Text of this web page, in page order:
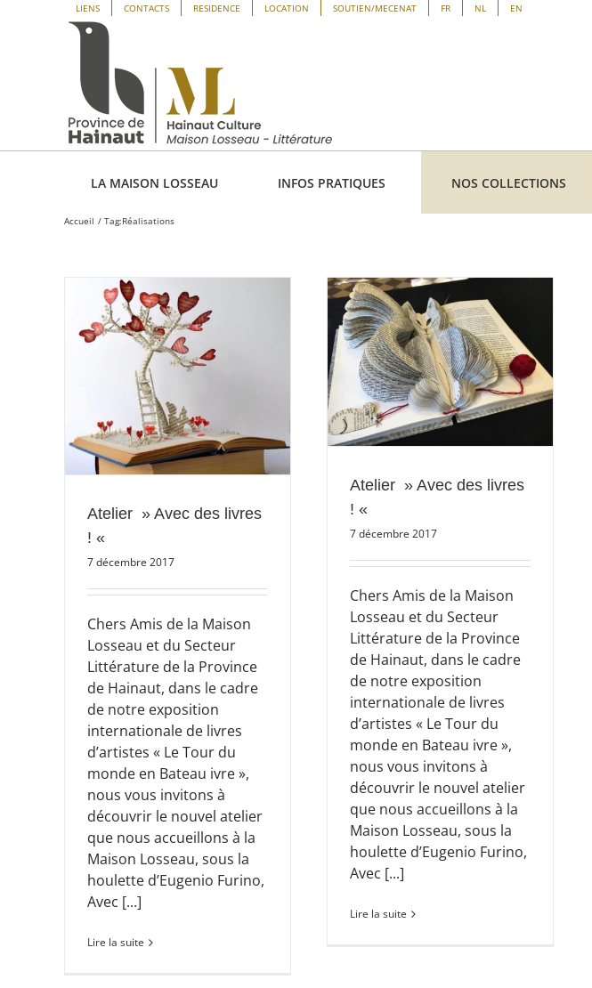
Panneau de gestion des cookies
LIENS CONTACTS RESIDENCE LOCATION SOUTIEN/MECENAT FR NL EN
LA MAISON LOSSEAU INFOS PRATIQUES NOS COLLECTIONS
Accueil Tag:Réalisations
Atelier » Avec des livres
! «
7 décembre 2017
Chers Amis de la Maison
Losseau et du Secteur
Littérature de la Province
de Hainaut, dans le cadre
de notre exposition
internationale de livres
d’artistes « Le Tour du
monde en Bateau ivre »,
nous vous invitons à
découvrir le nouvel atelier
que nous accueillons à la
Maison Losseau, sous la
houlette d’Eugenio Furino,
Avec [...]
Lire la suite
Atelier » Avec des livres ! «
Atelier » Avec des livres
! «
7 décembre 2017
Chers Amis de la Maison
Losseau et du Secteur
Littérature de la Province
de Hainaut, dans le cadre
de notre exposition
internationale de livres
d’artistes « Le Tour du
monde en Bateau ivre »,
nous vous invitons à
découvrir le nouvel atelier
que nous accueillons à la
Maison Losseau, sous la
houlette d’Eugenio Furino,
Avec [...]
Lire la suite